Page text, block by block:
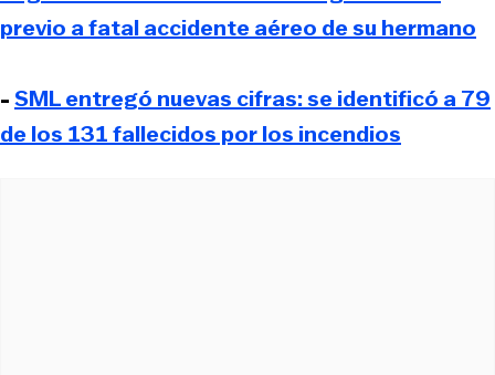
previo a fatal accidente aéreo de su hermano
-SML entregó nuevas cifras: se identificó a 79
de los 131 fallecidos por los incendios